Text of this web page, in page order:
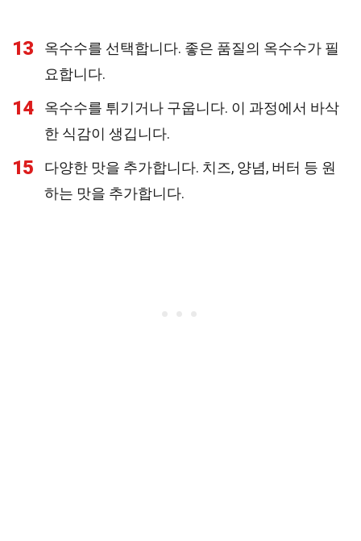
13
옥수수를 선택합니다. 좋은 품질의 옥수수가 필
요합니다.
14
옥수수를 튀기거나 구웁니다. 이 과정에서 바삭
한 식감이 생깁니다.
15
다양한 맛을 추가합니다. 치즈, 양념, 버터 등 원
하는 맛을 추가합니다.